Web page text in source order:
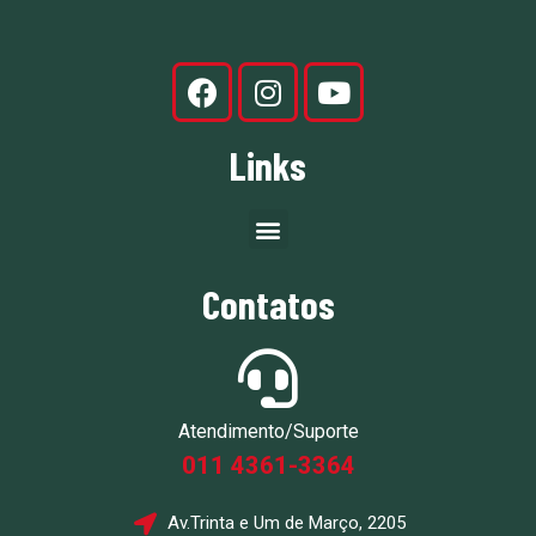
Links
Contatos
Atendimento/Suporte
011 4361-3364
Av.Trinta e Um de Março, 2205